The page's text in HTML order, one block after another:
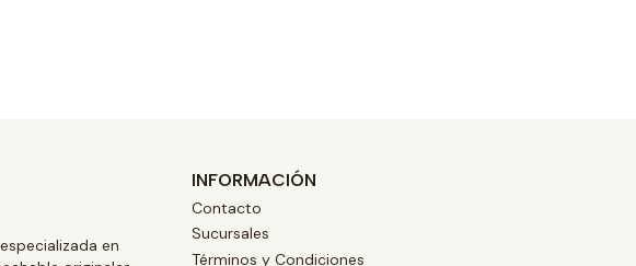
en
INFORMACIÓN
Contacto
Sucursales
Términos y Condiciones